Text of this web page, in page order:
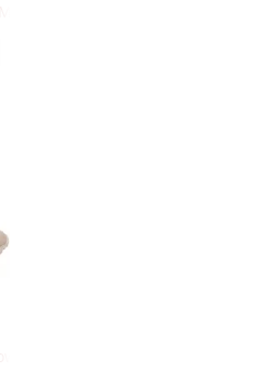
Beige